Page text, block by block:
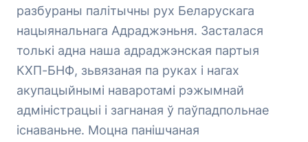
разбураны палітычны рух Беларускага
нацыянальнага Адраджэньня. Засталася
толькі адна наша адраджэнская партыя
КХП-БНФ, зьвязаная па руках і нагах
акупацыйнымі наваротамі рэжымнай
адміністрацыі і загнаная ў паўпадпольнае
існаваньне. Моцна панішчаная